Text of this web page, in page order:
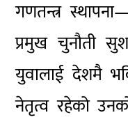
गणतन्त्र
प्रमुख चुनौती
युवालाई देशमै
नेतृत्व रहेको